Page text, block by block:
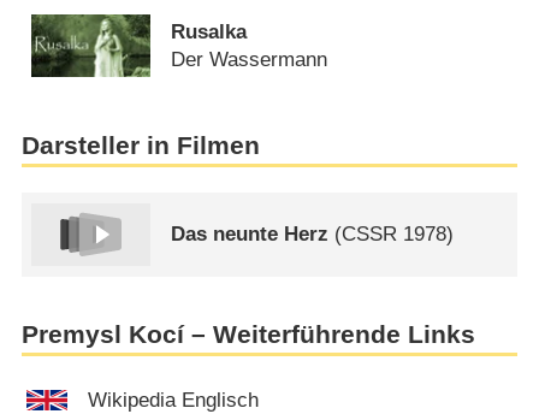
Rusalka
Der Wassermann
Darsteller in Filmen
Das neunte Herz (CSSR 1978)
Premysl Kocí – Weiterführende Links
Wikipedia Englisch